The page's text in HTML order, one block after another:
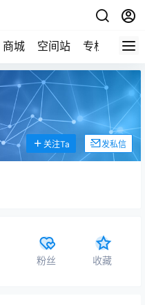
商城 空间站 专栏
关注Ta 发私信
粉丝 收藏